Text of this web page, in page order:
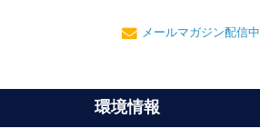
メールマガジン配信中
環境情報